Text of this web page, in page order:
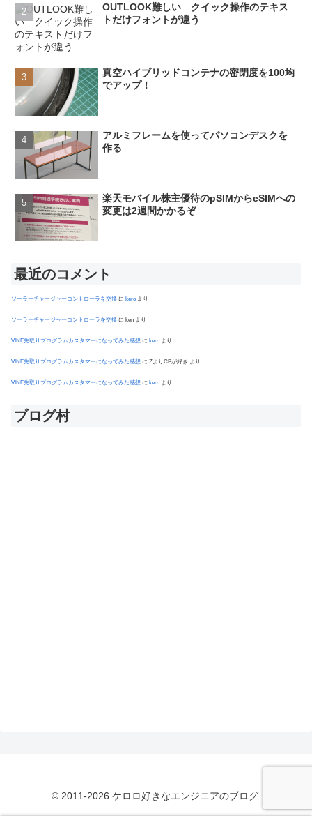
OUTLOOK難しい クイック操作のテキス
トだけフォントが違う
真空ハイブリッドコンテナの密閉度を100均
でアップ！
アルミフレームを使ってパソコンデスクを
作る
楽天モバイル株主優待のpSIMからeSIMへの
変更は2週間かかるぞ
最近のコメント
ソーラーチャージャーコントローラを交換 に kero より
ソーラーチャージャーコントローラを交換 に ken より
VINE先取りプログラムカスタマーになってみた感想 に kero より
VINE先取りプログラムカスタマーになってみた感想 に ZよりCBが好き より
VINE先取りプログラムカスタマーになってみた感想 に kero より
ブログ村
© 2011-2026 ケロロ好きなエンジニアのブログ.